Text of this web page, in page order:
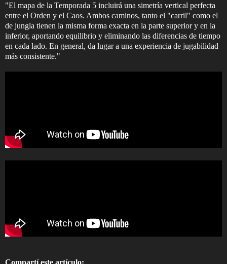
"El mapa de la Temporada 5 incluirá una simetría vertical perfecta
entre el Orden y el Caos. Ambos caminos, tanto el "carril" como el
de jungla tienen la misma forma exacta en la parte superior y en la
inferior, aportando equilibrio y eliminando las diferencias de tiempo
en cada lado. En general, da lugar a una experiencia de jugabilidad
más consistente."
Compartí este artículo: